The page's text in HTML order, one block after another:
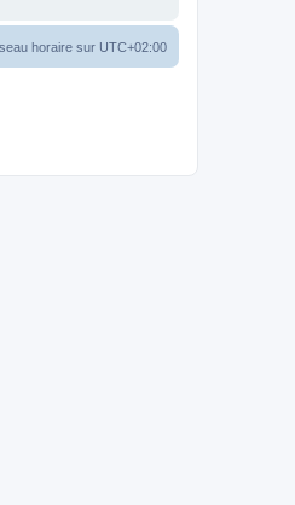
horaire sur UTC+02:00